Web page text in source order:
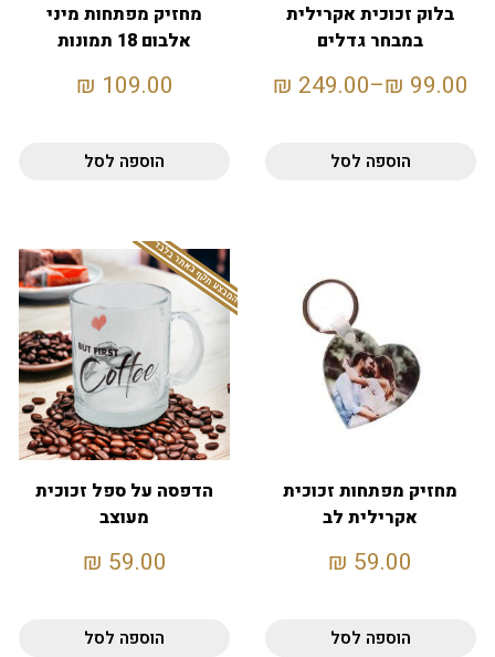
בלוק זכוכית אקרילית
במבחר גדלים
99.00
₪
–
249.00
₪
הוספה לסל
מחזיק מפתחות מיני
אלבום 18 תמונות
109.00
₪
הוספה לסל
מחזיק מפתחות זכוכית
אקרילית לב
59.00
₪
הוספה לסל
המבצע תקף באתר בלבד
הדפסה על ספל זכוכית
מעוצב
59.00
₪
הוספה לסל